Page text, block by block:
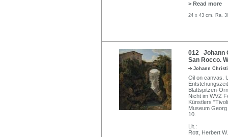
> Read more
24 x 43 cm, Ra.
012 Johann
San Rocco.
Johann
Oil on canvas.
Blattspitzen-
Nicht im WVZ
Künstlers
Museum
10.
Lit.:
Rott, Herbert